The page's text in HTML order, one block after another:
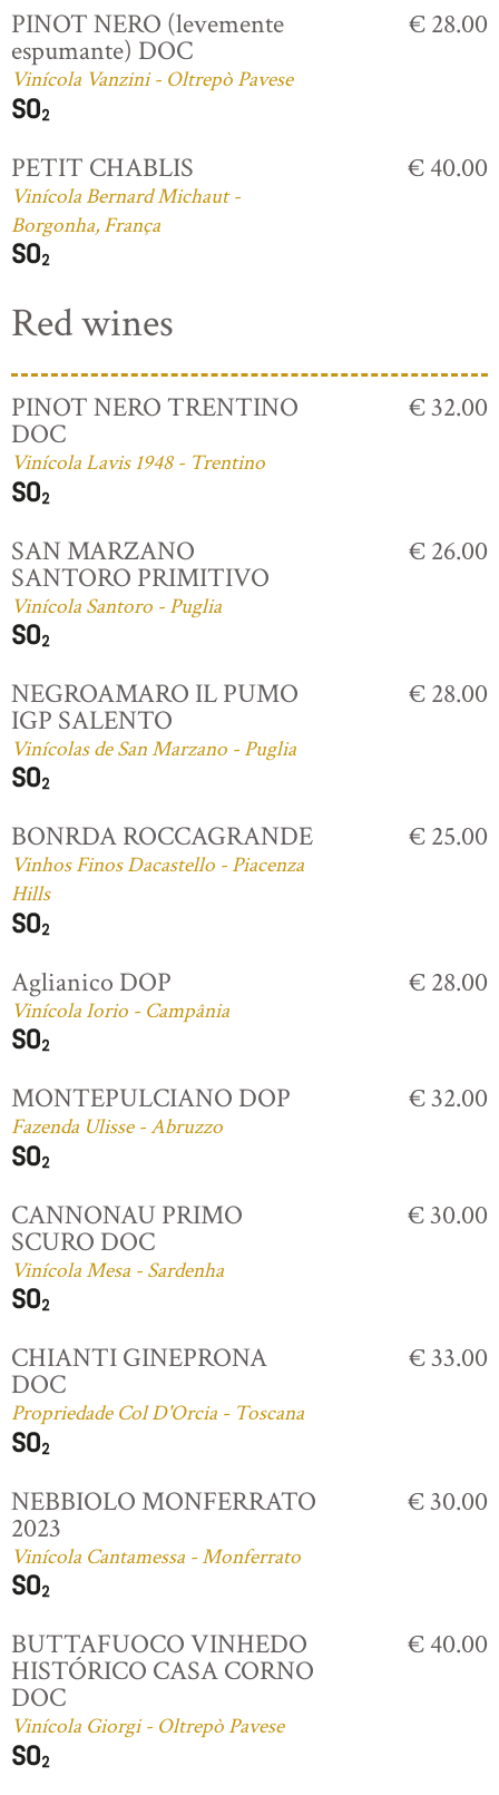
PINOT NERO (levemente
espumante) DOC
Vinícola Vanzini - Oltrepò Pavese
€ 28.00
PETIT CHABLIS
Vinícola Bernard Michaut -
Borgonha, França
€ 40.00
Red wines
PINOT NERO TRENTINO
DOC
Vinícola Lavis 1948 - Trentino
€ 32.00
SAN MARZANO
SANTORO PRIMITIVO
Vinícola Santoro - Puglia
€ 26.00
NEGROAMARO IL PUMO
IGP SALENTO
Vinícolas de San Marzano - Puglia
€ 28.00
BONRDA ROCCAGRANDE
Vinhos Finos Dacastello - Piacenza
Hills
€ 25.00
Aglianico DOP
Vinícola Iorio - Campânia
€ 28.00
MONTEPULCIANO DOP
Fazenda Ulisse - Abruzzo
€ 32.00
CANNONAU PRIMO
SCURO DOC
Vinícola Mesa - Sardenha
€ 30.00
CHIANTI GINEPRONA
DOC
Propriedade Col D'Orcia - Toscana
€ 33.00
NEBBIOLO MONFERRATO
2023
Vinícola Cantamessa - Monferrato
€ 30.00
BUTTAFUOCO VINHEDO
HISTÓRICO CASA CORNO
DOC
Vinícola Giorgi - Oltrepò Pavese
€ 40.00